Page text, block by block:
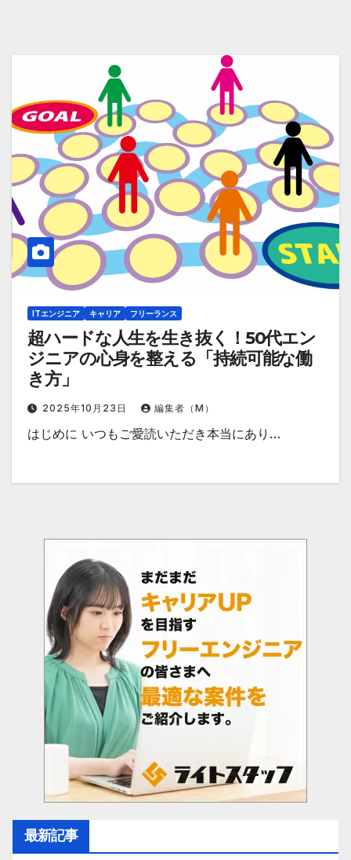
ITエンジニア キャリア フリーランス
超ハードな人生を生き抜く！50代エン
ジニアの心身を整える「持続可能な働
き方」
2025年10月23日 編集者（M）
はじめに いつもご愛読いただき本当にあり…
最新記事